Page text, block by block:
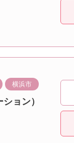
横浜市
ョン）